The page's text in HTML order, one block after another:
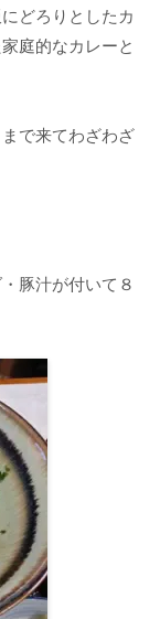
どろりとしたカ
庭的なカレーと
で来てわざわざ
豚汁が付いて８